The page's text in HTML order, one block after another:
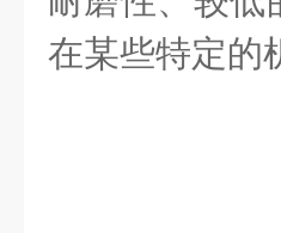
在某些特定的